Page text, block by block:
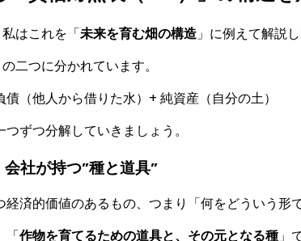
はこれを「未来を育む畑の構造」に例えて解説し
二つに分かれています。
（他人から借りた水）+ 純資産（自分の土）
ずつ分解していきましょう。
社が持つ”種と道具”
済的価値のあるもの、つまり「何をどういう形
「作物を育てるための道具と、その元となる種」